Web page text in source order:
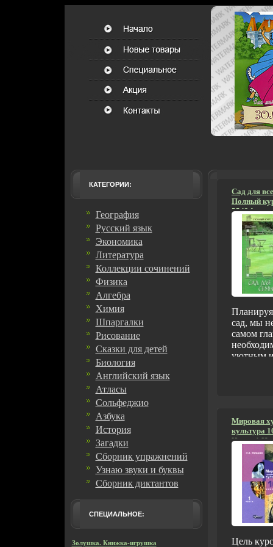
КАТЕГОРИИ:
География
Русский язык
Экономика
Литература
Коллекции сочинений
Физика
Алгебра
Химия
Шпаргалки
Рисование
Сказки для детей
Биология
Английский язык
Атласы
Сольфеджио
Азбука
История
Загадки
Сборник упражнений
Узнаю звуки и буквы
Сборник диктантов
СПЕЦИАЛЬНОЕ:
Золушка. Книжка-игрушка
Сад для
Полный
5543d.
сад, мы
самом
уютным
тихого
и
счастья
книге
Мировая
культура
Часть 1
2008 г
стр ISBN
978-5-
50000
Цель